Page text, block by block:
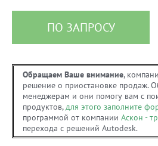
ПО ЗАПРОСУ
Обращаем Ваше внимание,
решение о приостановке продаж.
менеджерам и они помогу вам с
продуктов,для этого заполните
программой от компании Аскон -
перехода с решений Autodesk.